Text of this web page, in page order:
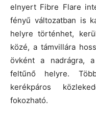
elnyert Fibre Flare
fényű változatban is
helyre történhet,
közé, a támvillára
övként a nadrágra,
feltűnő helyre.
kerékpáros
fokozható.